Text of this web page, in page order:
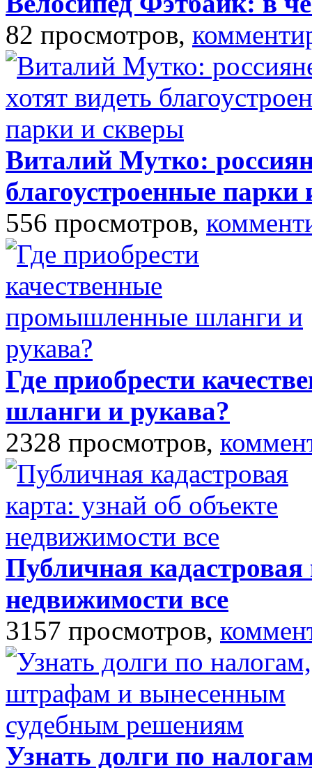
82 просмотров,
Виталий Мутко:
благоустроенные парки
556 просмотров,
Где приобрести
шланги и рукава?
2328 просмотров,
Публичная кадастровая
недвижимости все
3157 просмотров,
Узнать долги по